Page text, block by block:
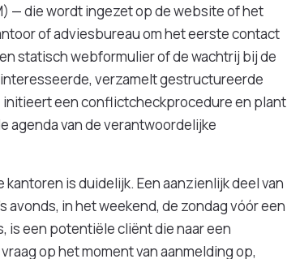
— die wordt ingezet op de website of het
of adviesbureau om het eerste contact
statisch webformulier of de wachtrij bij de
verzamelt gestructureerde
een conflictcheckprocedure en plant
agenda van de verantwoordelijke
is duidelijk. Een aanzienlijk deel van
in het weekend, de zondag vóór een
is een potentiële cliënt die naar een
op het moment van aanmelding op,